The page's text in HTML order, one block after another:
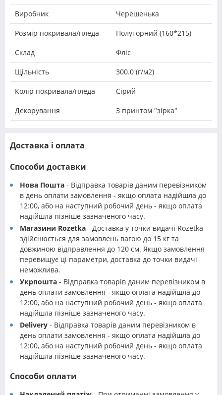
Виробник Черешенька
Розмір покривала/пледа Полуторний (160*215)
Склад Фліс
Щільність 300.0 (г/м2)
Колір покривала/пледа Сірий
Декорування З принтом "зірка"
Доставка і оплата
Способи доставки
Нова Пошта - Відправка товарів даним перевізником
в день оплати замовлення - якщо оплата надійшла до
12:00, або на наступний робочий день - якщо оплата
надійшла пізніше зазначеного часу.
Магазини Rozetka - Доставка у точки видачі Rozetka
здійснюється для замовлень вагою до 15 кг та
довжиною відправлення до 120 см. Якщо замовлення
перевищує ці параметри, доставка до точки видачі
неможлива.
Укрпошта - Відправка товарів даним перевізником в
день оплати замовлення - якщо оплата надійшла до
12:00, або на наступний робочий день - якщо оплата
надійшла пізніше зазначеного часу.
Delivery - Відправка товарів даним перевізником в
день оплати замовлення - якщо оплата надійшла до
12:00, або на наступний робочий день - якщо оплата
надійшла пізніше зазначеного часу.
Способи оплати